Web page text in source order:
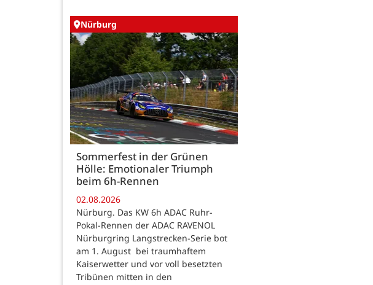
Nürburg
Sommerfest in der Grünen
Hölle: Emotionaler Triumph
beim 6h-Rennen
02.08.2026
Nürburg. Das KW 6h ADAC Ruhr-
Pokal-Rennen der ADAC RAVENOL
Nürburgring Langstrecken-Serie bot
am 1. August bei traumhaftem
Kaiserwetter und vor voll besetzten
Tribünen mitten in den